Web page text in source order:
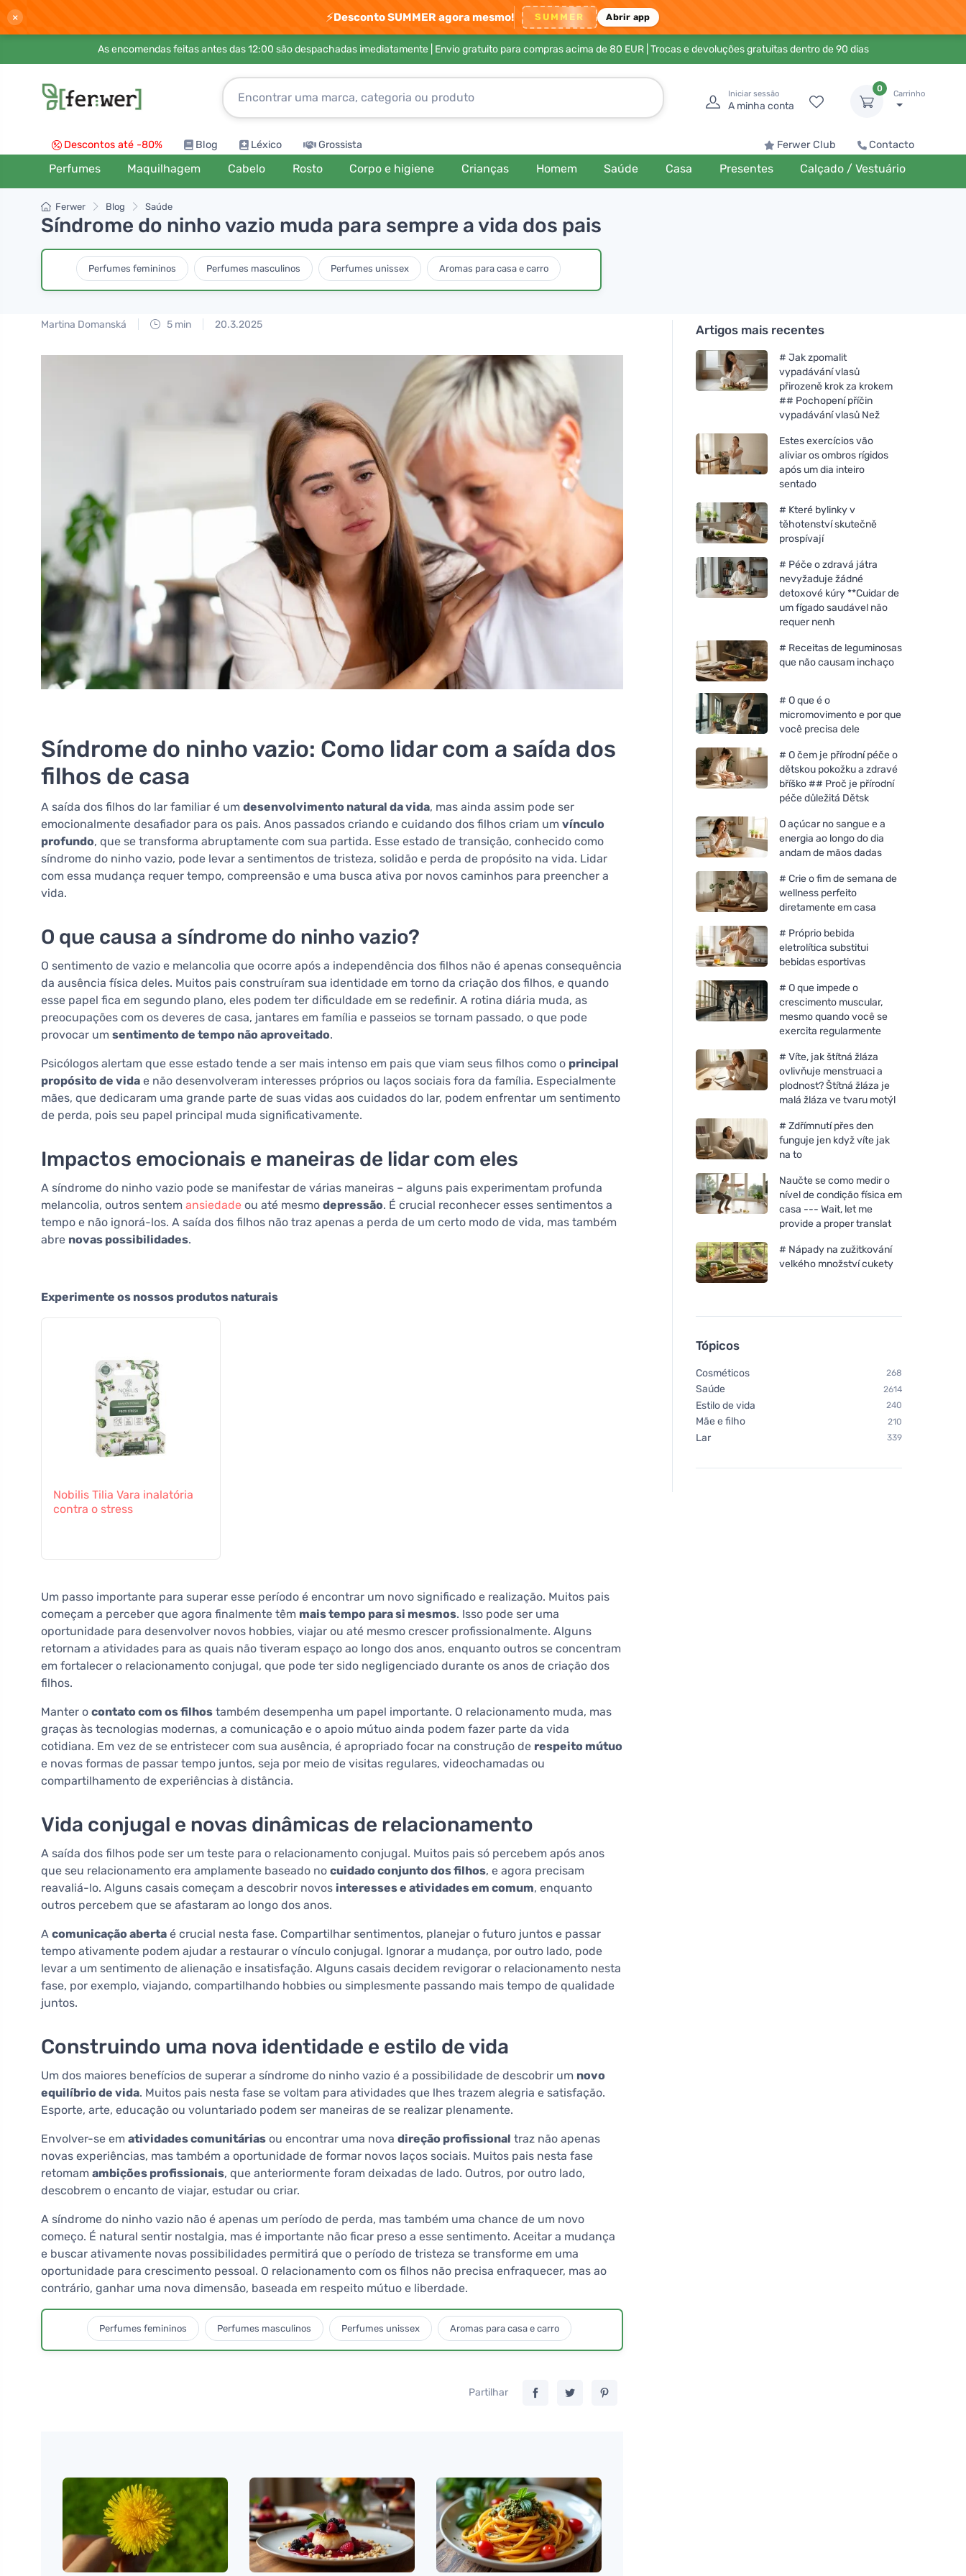
× ⚡Desconto SUMMER agora mesmo! SUMMER Abrir app
As encomendas feitas antes das 12:00 são despachadas imediatamente | Envio gratuito para compras acima de 80 EUR| Trocas e devoluções gratuitas dentro de 90 dias
Iniciar sessão
A minha conta
0
Carrinho
Descontos até -80% Blog Léxico Grossista Ferwer Club Contacto
Perfumes Maquilhagem Cabelo Rosto Corpo e higiene Crianças Homem Saúde Casa Presentes Calçado / Vestuário
Ferwer Blog Saúde
Síndrome do ninho vazio muda para sempre a vida dos pais
Perfumes femininos Perfumes masculinos Perfumes unissex Aromas para casa e carro
Martina Domanská 5 min 20.3.2025
Síndrome do ninho vazio: Como lidar com a saída dos
filhos de casa
A saída dos filhos do lar familiar é um desenvolvimento natural da vida, mas ainda assim pode ser
emocionalmente desafiador para os pais. Anos passados criando e cuidando dos filhos criam um vínculo
profundo, que se transforma abruptamente com sua partida. Esse estado de transição, conhecido como
síndrome do ninho vazio, pode levar a sentimentos de tristeza, solidão e perda de propósito na vida. Lidar
com essa mudança requer tempo, compreensão e uma busca ativa por novos caminhos para preencher a
vida.
O que causa a síndrome do ninho vazio?
O sentimento de vazio e melancolia que ocorre após a independência dos filhos não é apenas consequência
da ausência física deles. Muitos pais construíram sua identidade em torno da criação dos filhos, e quando
esse papel fica em segundo plano, eles podem ter dificuldade em se redefinir. A rotina diária muda, as
preocupações com os deveres de casa, jantares em família e passeios se tornam passado, o que pode
provocar um sentimento de tempo não aproveitado.
Psicólogos alertam que esse estado tende a ser mais intenso em pais que viam seus filhos como o principal
propósito de vida e não desenvolveram interesses próprios ou laços sociais fora da família. Especialmente
mães, que dedicaram uma grande parte de suas vidas aos cuidados do lar, podem enfrentar um sentimento
de perda, pois seu papel principal muda significativamente.
Impactos emocionais e maneiras de lidar com eles
A síndrome do ninho vazio pode se manifestar de várias maneiras – alguns pais experimentam profunda
melancolia, outros sentem ansiedade ou até mesmo depressão. É crucial reconhecer esses sentimentos a
tempo e não ignorá-los. A saída dos filhos não traz apenas a perda de um certo modo de vida, mas também
abre novas possibilidades.
Experimente os nossos produtos naturais
Nobilis Tilia Vara inalatória
contra o stress
Um passo importante para superar esse período é encontrar um novo significado e realização. Muitos pais
começam a perceber que agora finalmente têm mais tempo para si mesmos. Isso pode ser uma
oportunidade para desenvolver novos hobbies, viajar ou até mesmo crescer profissionalmente. Alguns
retornam a atividades para as quais não tiveram espaço ao longo dos anos, enquanto outros se concentram
em fortalecer o relacionamento conjugal, que pode ter sido negligenciado durante os anos de criação dos
filhos.
Manter o contato com os filhos também desempenha um papel importante. O relacionamento muda, mas
graças às tecnologias modernas, a comunicação e o apoio mútuo ainda podem fazer parte da vida
cotidiana. Em vez de se entristecer com sua ausência, é apropriado focar na construção de respeito mútuo
e novas formas de passar tempo juntos, seja por meio de visitas regulares, videochamadas ou
compartilhamento de experiências à distância.
Vida conjugal e novas dinâmicas de relacionamento
A saída dos filhos pode ser um teste para o relacionamento conjugal. Muitos pais só percebem após anos
que seu relacionamento era amplamente baseado no cuidado conjunto dos filhos, e agora precisam
reavaliá-lo. Alguns casais começam a descobrir novos interesses e atividades em comum, enquanto
outros percebem que se afastaram ao longo dos anos.
A comunicação aberta é crucial nesta fase. Compartilhar sentimentos, planejar o futuro juntos e passar
tempo ativamente podem ajudar a restaurar o vínculo conjugal. Ignorar a mudança, por outro lado, pode
levar a um sentimento de alienação e insatisfação. Alguns casais decidem revigorar o relacionamento nesta
fase, por exemplo, viajando, compartilhando hobbies ou simplesmente passando mais tempo de qualidade
juntos.
Construindo uma nova identidade e estilo de vida
Um dos maiores benefícios de superar a síndrome do ninho vazio é a possibilidade de descobrir um novo
equilíbrio de vida. Muitos pais nesta fase se voltam para atividades que lhes trazem alegria e satisfação.
Esporte, arte, educação ou voluntariado podem ser maneiras de se realizar plenamente.
Envolver-se em atividades comunitárias ou encontrar uma nova direção profissional traz não apenas
novas experiências, mas também a oportunidade de formar novos laços sociais. Muitos pais nesta fase
retomam ambições profissionais, que anteriormente foram deixadas de lado. Outros, por outro lado,
descobrem o encanto de viajar, estudar ou criar.
A síndrome do ninho vazio não é apenas um período de perda, mas também uma chance de um novo
começo. É natural sentir nostalgia, mas é importante não ficar preso a esse sentimento. Aceitar a mudança
e buscar ativamente novas possibilidades permitirá que o período de tristeza se transforme em uma
oportunidade para crescimento pessoal. O relacionamento com os filhos não precisa enfraquecer, mas ao
contrário, ganhar uma nova dimensão, baseada em respeito mútuo e liberdade.
Perfumes femininos Perfumes masculinos Perfumes unissex Aromas para casa e carro
Partilhar
Artigos mais recentes
# Jak zpomalit
vypadávání vlasů
přirozeně krok za krokem
## Pochopení příčin
vypadávání vlasů Než
Estes exercícios vão
aliviar os ombros rígidos
após um dia inteiro
sentado
# Které bylinky v
těhotenství skutečně
prospívají
# Péče o zdravá játra
nevyžaduje žádné
detoxové kúry **Cuidar de
um fígado saudável não
requer nenh
# Receitas de leguminosas
que não causam inchaço
# O que é o
micromovimento e por que
você precisa dele
# O čem je přírodní péče o
dětskou pokožku a zdravé
bříško ## Proč je přírodní
péče důležitá Dětsk
O açúcar no sangue e a
energia ao longo do dia
andam de mãos dadas
# Crie o fim de semana de
wellness perfeito
diretamente em casa
# Próprio bebida
eletrolítica substitui
bebidas esportivas
# O que impede o
crescimento muscular,
mesmo quando você se
exercita regularmente
# Víte, jak štítná žláza
ovlivňuje menstruaci a
plodnost? Štítná žláza je
malá žláza ve tvaru motýl
# Zdřímnutí přes den
funguje jen když víte jak
na to
Naučte se como medir o
nível de condição física em
casa --- Wait, let me
provide a proper translat
# Nápady na zužitkování
velkého množství cukety
Tópicos
Cosméticos 268
Saúde 2614
Estilo de vida 240
Mãe e filho 210
Lar 339